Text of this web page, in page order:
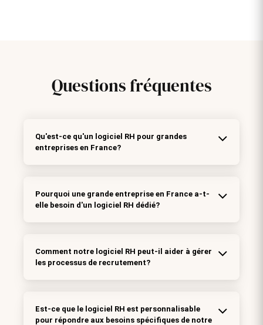
Questionsfréquentes
Qu'est-ce qu'un logiciel RH pour grandes
entreprises en France?
Pourquoi une grande entreprise en France a-t-
elle besoin d'un logiciel RH dédié?
Comment notre logiciel RH peut-il aider à gérer
les processus de recrutement?
Est-ce que le logiciel RH est personnalisable
pour répondre aux besoins spécifiques de notre